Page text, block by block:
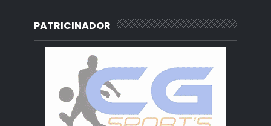
PATRICINADOR